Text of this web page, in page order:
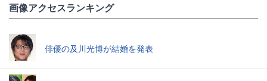
画像アクセスランキング
俳優の及川光博が結婚を発表